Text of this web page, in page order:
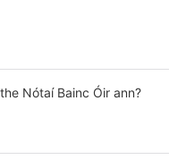
Nótaí Bainc Óir ann?